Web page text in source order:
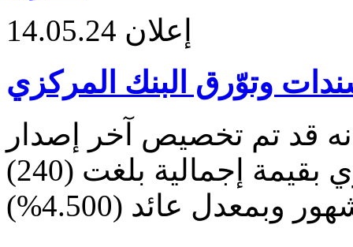
14.05.24 إعلان
وتوّرق البنك المركزي
قد تم تخصيص آخر إصدار
لسندات وتوّرق البنك المركزي بقيمة إجمالية بلغت (240)